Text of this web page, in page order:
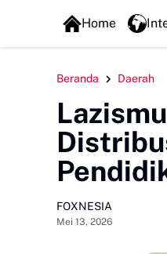
FOXLINE NEWS
Home
Beranda Daerah
FOXNESIA
Mei 13, 2026